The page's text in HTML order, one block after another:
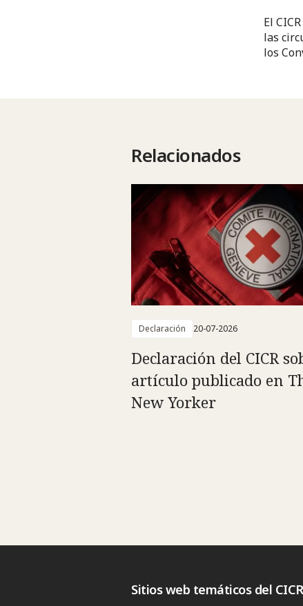
El
las
los
Relacionados
Declaración 20-07-2026
Declaración del CICR
artículo publicado en
New Yorker
Sitios web temáticos del CICR